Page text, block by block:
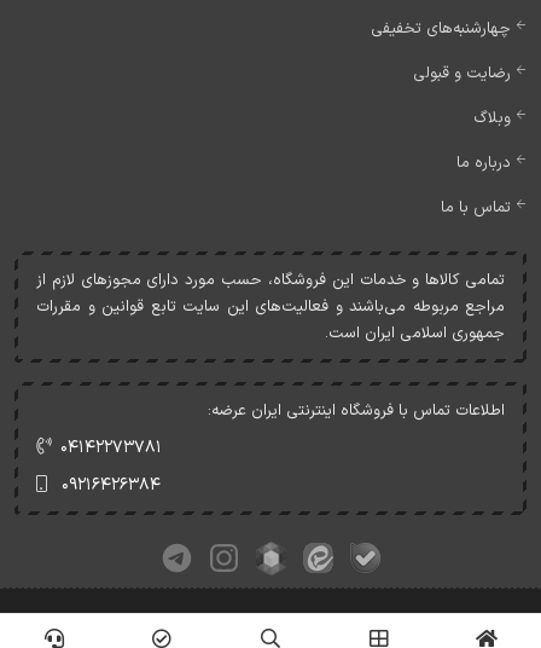
چهارشنبه‌های تخفیفی
رضایت و قبولی
وبلاگ
درباره ما
تماس با ما
تمامی کالاها و خدمات اين فروشگاه، حسب مورد دارای مجوزهای لازم از
مراجع مربوطه می‌باشند و فعاليت‌های اين سايت تابع قوانين و مقررات
جمهوری اسلامی ايران است.
اطلاعات تماس با فروشگاه اینترنتی ایران عرضه:
۰۴۱۴۲۲۷۳۷۸۱
۰۹۲۱۶۴۲۶۳۸۴